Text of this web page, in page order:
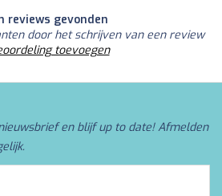
reviews gevonden
door het schrijven van een review
toevoegen
en blijf up to date! Afmelden